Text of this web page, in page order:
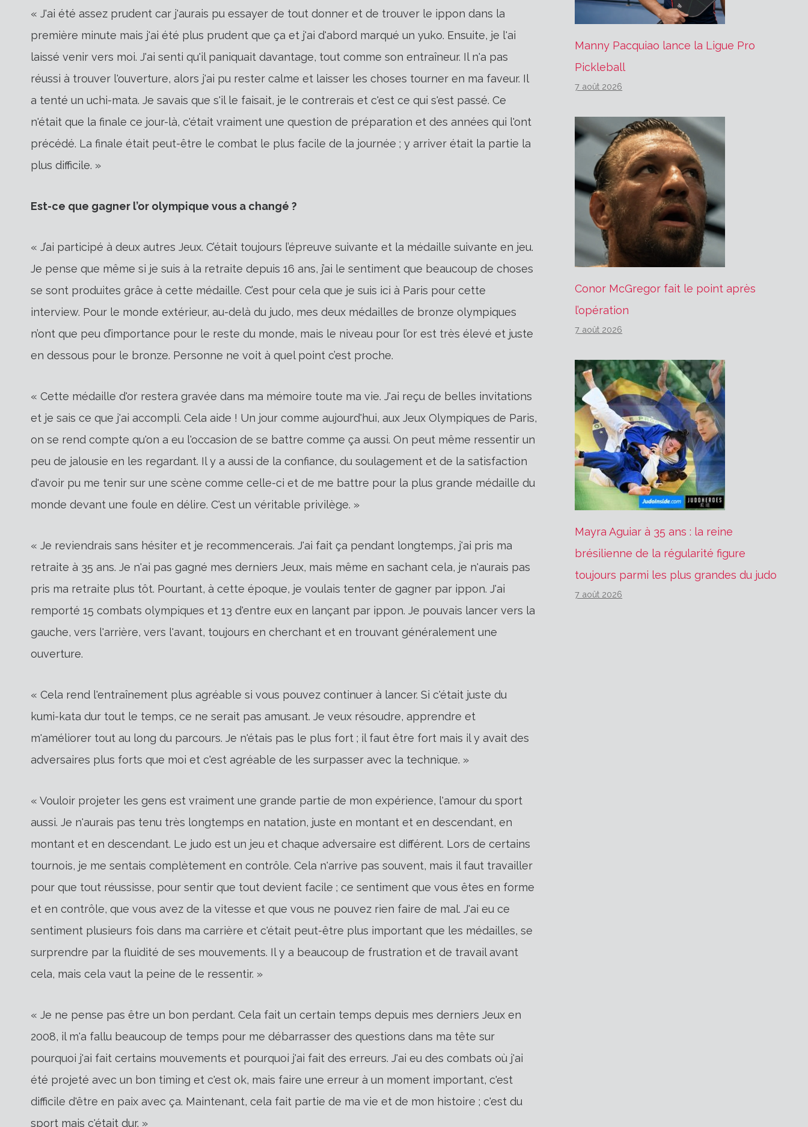
« J'ai été assez prudent car j'aurais pu essayer de tout donner et de trouver le ippon dans la
première minute mais j'ai été plus prudent que ça et j'ai d'abord marqué un yuko. Ensuite, je l'ai
laissé venir vers moi. J'ai senti qu'il paniquait davantage, tout comme son entraîneur. Il n'a pas
réussi à trouver l'ouverture, alors j'ai pu rester calme et laisser les choses tourner en ma faveur. Il
a tenté un uchi-mata. Je savais que s'il le faisait, je le contrerais et c'est ce qui s'est passé. Ce
n'était que la finale ce jour-là, c'était vraiment une question de préparation et des années qui l'ont
précédé. La finale était peut-être le combat le plus facile de la journée ; y arriver était la partie la
plus difficile. »
Est-ce que gagner l’or olympique vous a changé ?
« J’ai participé à deux autres Jeux. C’était toujours l’épreuve suivante et la médaille suivante en jeu.
Je pense que même si je suis à la retraite depuis 16 ans, j’ai le sentiment que beaucoup de choses
se sont produites grâce à cette médaille. C’est pour cela que je suis ici à Paris pour cette
interview. Pour le monde extérieur, au-delà du judo, mes deux médailles de bronze olympiques
n’ont que peu d’importance pour le reste du monde, mais le niveau pour l’or est très élevé et juste
en dessous pour le bronze. Personne ne voit à quel point c’est proche.
« Cette médaille d'or restera gravée dans ma mémoire toute ma vie. J'ai reçu de belles invitations
et je sais ce que j'ai accompli. Cela aide ! Un jour comme aujourd'hui, aux Jeux Olympiques de Paris,
on se rend compte qu'on a eu l'occasion de se battre comme ça aussi. On peut même ressentir un
peu de jalousie en les regardant. Il y a aussi de la confiance, du soulagement et de la satisfaction
d'avoir pu me tenir sur une scène comme celle-ci et de me battre pour la plus grande médaille du
monde devant une foule en délire. C'est un véritable privilège. »
« Je reviendrais sans hésiter et je recommencerais. J'ai fait ça pendant longtemps, j'ai pris ma
retraite à 35 ans. Je n'ai pas gagné mes derniers Jeux, mais même en sachant cela, je n'aurais pas
pris ma retraite plus tôt. Pourtant, à cette époque, je voulais tenter de gagner par ippon. J'ai
remporté 15 combats olympiques et 13 d'entre eux en lançant par ippon. Je pouvais lancer vers la
gauche, vers l'arrière, vers l'avant, toujours en cherchant et en trouvant généralement une
ouverture.
« Cela rend l'entraînement plus agréable si vous pouvez continuer à lancer. Si c'était juste du
kumi-kata dur tout le temps, ce ne serait pas amusant. Je veux résoudre, apprendre et
m'améliorer tout au long du parcours. Je n'étais pas le plus fort ; il faut être fort mais il y avait des
adversaires plus forts que moi et c'est agréable de les surpasser avec la technique. »
« Vouloir projeter les gens est vraiment une grande partie de mon expérience, l'amour du sport
aussi. Je n'aurais pas tenu très longtemps en natation, juste en montant et en descendant, en
montant et en descendant. Le judo est un jeu et chaque adversaire est différent. Lors de certains
tournois, je me sentais complètement en contrôle. Cela n'arrive pas souvent, mais il faut travailler
pour que tout réussisse, pour sentir que tout devient facile ; ce sentiment que vous êtes en forme
et en contrôle, que vous avez de la vitesse et que vous ne pouvez rien faire de mal. J'ai eu ce
sentiment plusieurs fois dans ma carrière et c'était peut-être plus important que les médailles, se
surprendre par la fluidité de ses mouvements. Il y a beaucoup de frustration et de travail avant
cela, mais cela vaut la peine de le ressentir. »
« Je ne pense pas être un bon perdant. Cela fait un certain temps depuis mes derniers Jeux en
2008, il m'a fallu beaucoup de temps pour me débarrasser des questions dans ma tête sur
pourquoi j'ai fait certains mouvements et pourquoi j'ai fait des erreurs. J'ai eu des combats où j'ai
été projeté avec un bon timing et c'est ok, mais faire une erreur à un moment important, c'est
difficile d'être en paix avec ça. Maintenant, cela fait partie de ma vie et de mon histoire ; c'est du
sport mais c'était dur. »
Manny Pacquiao lance la Ligue Pro
Pickleball
7 août 2026
Conor McGregor fait le point après
l’opération
7 août 2026
Mayra Aguiar à 35 ans : la reine
brésilienne de la régularité figure
toujours parmi les plus grandes du judo
7 août 2026